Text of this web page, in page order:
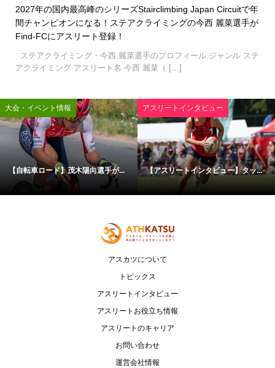
2027年の国内最高峰のシリーズStairclimbing Japan Circuitで年
間チャンピオンになる！ステアクライミングの今西 麗菜選手が
Find-FCにアスリート登録！
ステアクライミング・今西 麗菜選手のプロフィール ジャンル ステ
アクライミング アスリート名 今西 麗菜（ […]
大会・イベント情報
【自転車ロード】茂木陽向選手が...
アスリートインタビュー
【アスリートインタビュー】タッ...
アスカツについて
トピックス
アスリートインタビュー
アスリートお役立ち情報
アスリートのキャリア
お問い合わせ
運営会社情報